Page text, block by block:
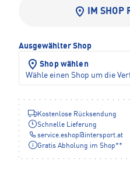
IM SHOP
Ausgewählter Shop
Shop wählen
Wähle einen Shop um die
Kostenlose Rücksendung
Schnelle Lieferung
service.eshop@intersport.at
Gratis Abholung im Shop**